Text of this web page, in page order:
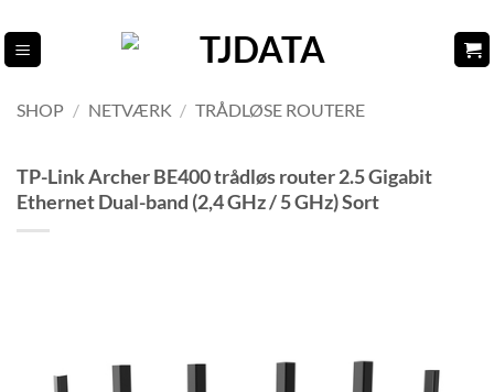
til
indhold
SHOP / NETVÆRK / TRÅDLØSE ROUTERE
TP-Link Archer BE400 trådløs router 2.5 Gigabit
Ethernet Dual-band (2,4 GHz / 5 GHz) Sort